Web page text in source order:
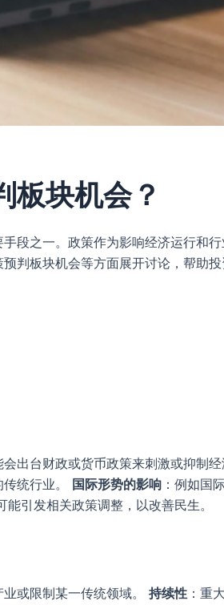
板块机会？
段之一。政策作为影响经济运行和
判板块机会等方面展开讨论，帮助
出台财政或货币政策来刺激或抑制经
统行业。
国际形势的影响 ：例如国
引发相关政策调整，以改善民生。
或限制某一传统领域。 持续性 ：重